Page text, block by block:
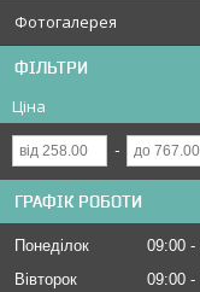
Фотогалерея
ФІЛЬТРИ
Ціна
ГРАФІК РОБОТИ
Понеділок 09:00
Вівторок
09:00